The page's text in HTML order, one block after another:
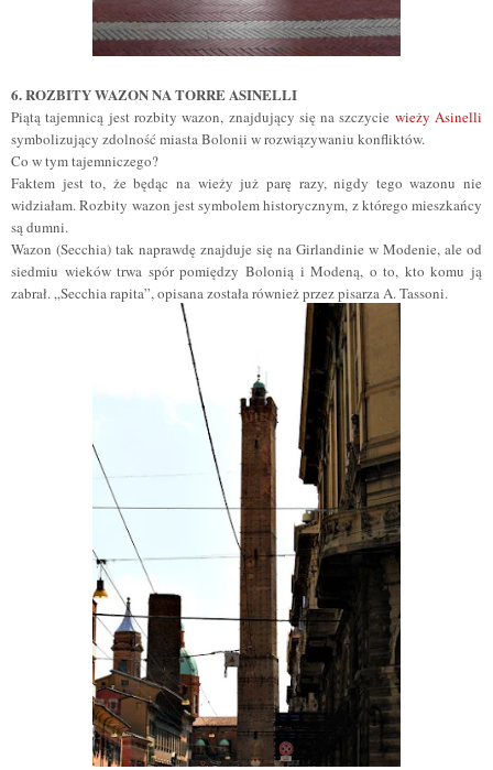
6. ROZBITY WAZON NA TORRE ASINELLI
Piątą tajemnicą jest rozbity wazon, znajdujący się na szczycie wieży Asinelli
symbolizujący zdolność miasta Bolonii w rozwiązywaniu konfliktów.
Co w tym tajemniczego?
Faktem jest to, że będąc na wieży już parę razy, nigdy tego wazonu nie
widziałam. Rozbity wazon jest symbolem historycznym, z którego mieszkańcy
są dumni.
Wazon (Secchia) tak naprawdę znajduje się na Girlandinie w Modenie, ale od
siedmiu wieków trwa spór pomiędzy Bolonią i Modeną, o to, kto komu ją
zabrał.„Secchia rapita”, opisana została również przez pisarza A. Tassoni.